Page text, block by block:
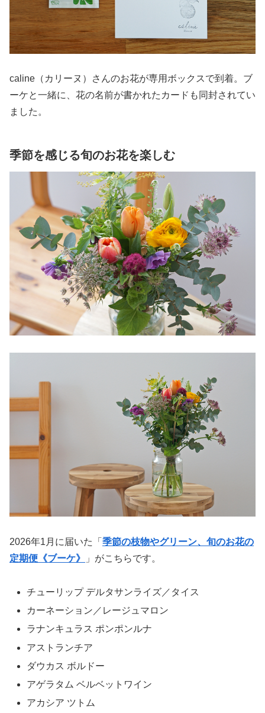
caline（カリーヌ）さんのお花が専用ボックスで到着。ブ
ーケと一緒に、花の名前が書かれたカードも同封されてい
ました。
季節を感じる旬のお花を楽しむ
2026年1月に届いた「 季節の枝物やグリーン、旬のお花の
定期便《ブーケ》
」がこちらです。
チューリップ デルタサンライズ／タイス
カーネーション／レージュマロン
ラナンキュラス ポンポンルナ
アストランチア
ダウカス ボルドー
アゲラタム ベルベットワイン
アカシア ツトム